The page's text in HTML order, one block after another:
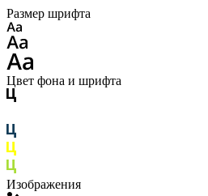
Размер шрифта
Цвет фона и шрифта
Изображения